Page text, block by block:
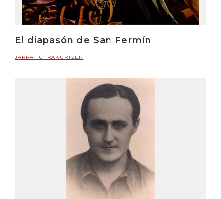
El diapasón de San Fermín
JARRAITU IRAKURTZEN